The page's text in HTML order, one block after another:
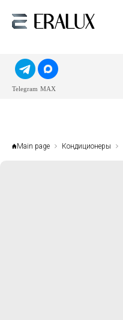
Telegram MAX
Main page Кондиционеры